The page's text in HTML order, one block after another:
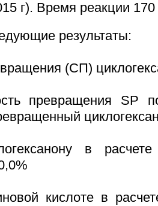
г). Время реакции
результаты:
(СП)
превращения SP
в
кислоте в